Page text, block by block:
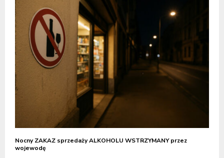
Nocny ZAKAZ sprzedaży ALKOHOLU WSTRZYMANY przez
wojewodę